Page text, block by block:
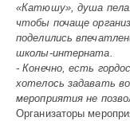
«Катюшу», душа
чтобы почаще
поделились
школы-интерната.
- Конечно, есть
хотелось задавать
мероприятия не
Организаторы